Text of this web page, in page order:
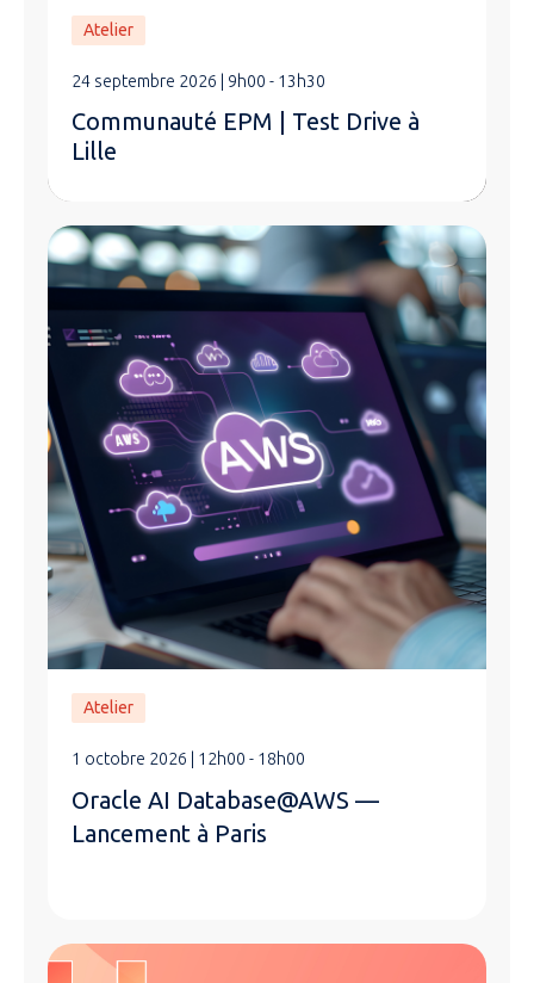
Atelier
24 septembre 2026 | 9h00 - 13h30
Communauté EPM | Test Drive à
Lille
Atelier
1 octobre 2026 | 12h00 - 18h00
Oracle AI Database@AWS —
Lancement à Paris